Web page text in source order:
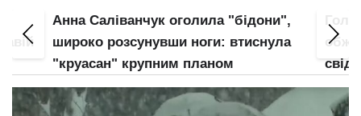
Анна Саліванчук оголила "бідони",
широко розсунувши ноги: втиснула
"круасан" крупним планом